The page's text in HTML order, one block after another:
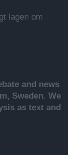
lagen om
and news
Sweden. We
as text and